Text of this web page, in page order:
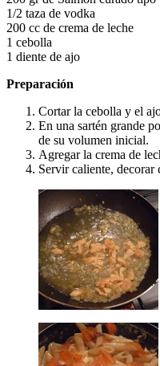
1/2 taza de vodka
200 cc de crema de leche
1 cebolla
1 diente de ajo
Preparación
Cortar la cebolla y el
En una sartén grande
de su volumen inicial.
Agregar la crema de
Servir caliente, decorar